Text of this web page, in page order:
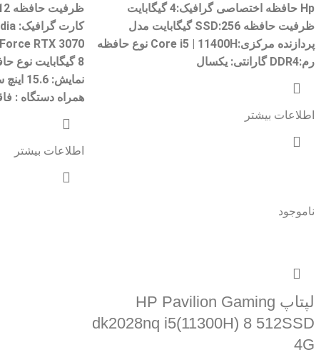
Hp حافظه اختصاصی گرافیک:4 گیگابایت
ظرفیت حافظه SSD:256 گیگابایت مدل
پردازنده مرکزی:Core i5 | 11400H نوع حافظه
رم:DDR4 گارانتی: یکسال
اطلاعات بیشتر
همراه دستگاه :
اطلاعات بیشتر
ناموجود
لپتاپ HP Pavilion Gaming
dk2028nq i5(11300H) 8 512SSD
4G